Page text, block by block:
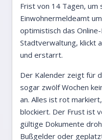
Frist von 14 Tagen, um
Einwohnermeldeamt
optimistisch das
Stadtverwaltung, klickt
und erstarrt.
Der Kalender zeigt für
sogar zwölf Wochen
an. Alles ist rot
blockiert. Der Frust ist
gültige Dokumente
Bußgelder oder